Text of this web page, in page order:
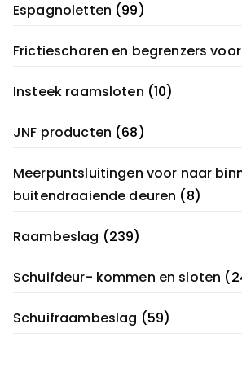
Espagnoletten (99)
Frictiescharen en begrenzers
Insteek raamsloten (10)
JNF producten (68)
Meerpuntsluitingen voor naar
buitendraaiende deuren (8)
Raambeslag (239)
Schuifdeur- kommen en sloten
Schuifraambeslag (59)